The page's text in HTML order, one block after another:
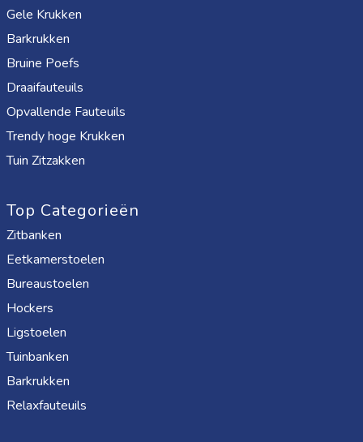
Gele Krukken
Barkrukken
Bruine Poefs
Draaifauteuils
Opvallende Fauteuils
Trendy hoge Krukken
Tuin Zitzakken
Top Categorieën
Zitbanken
Eetkamerstoelen
Bureaustoelen
Hockers
Ligstoelen
Tuinbanken
Barkrukken
Relaxfauteuils